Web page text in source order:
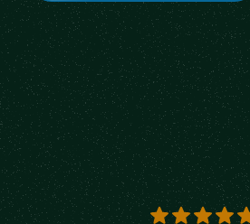
5 out of 5 stars